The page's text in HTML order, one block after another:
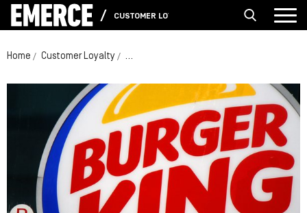
CUSTOMER LOYALTY
Home Customer Loyalty Burger King test loyaliteit Facebookfans: